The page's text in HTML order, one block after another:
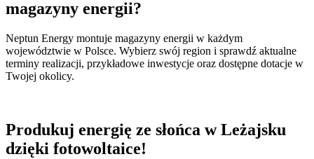
magazyny energii?
Neptun Energy montuje magazyny energii w każdym
województwie w Polsce. Wybierz swój region i sprawdź aktualne
terminy realizacji, przykładowe inwestycje oraz dostępne dotacje w
Twojej okolicy.
Produkuj energię ze słońca w Leżajsku
dzięki fotowoltaice!